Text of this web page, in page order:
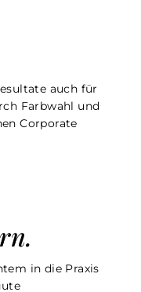
auch für
Farbwahl und
Corporate
in die Praxis